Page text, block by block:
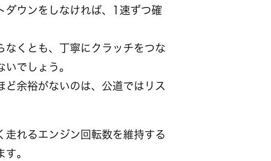
ダウンをしなければ、1速ずつ確
なくとも、丁寧にクラッチをつな
でしょう。
余裕がないのは、公道ではリス
走れるエンジン回転数を維持する
。